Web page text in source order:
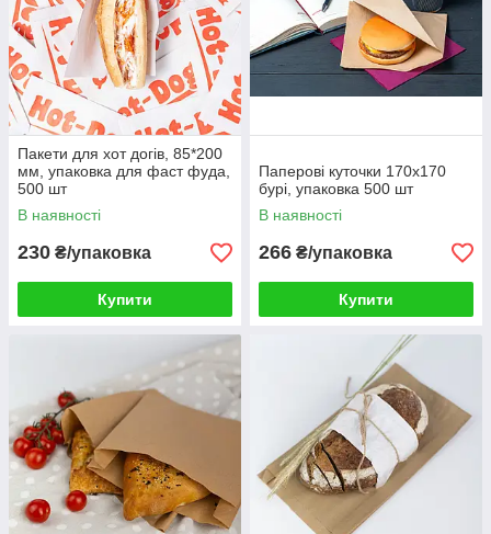
Пакети для хот догів, 85*200
мм, упаковка для фаст фуда,
500 шт
В наявності
230 ₴/упаковка
Купити
Паперові куточки 170х170
бурі, упаковка 500 шт
В наявності
266 ₴/упаковка
Купити